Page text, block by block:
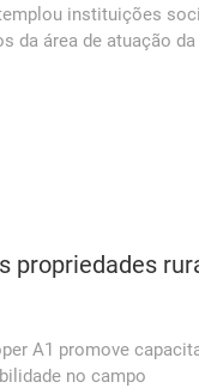
instituições
da área de atuação
A1 promove
no campo